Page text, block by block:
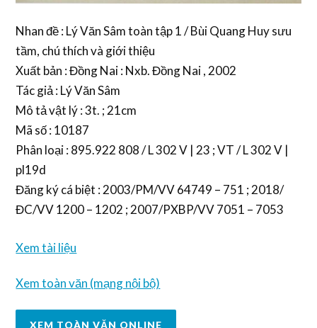
Nhan đề : Lý Văn Sâm toàn tập 1 / Bùi Quang Huy sưu
tầm, chú thích và giới thiệu
Xuất bản : Đồng Nai : Nxb. Đồng Nai , 2002
Tác giả : Lý Văn Sâm
Mô tả vật lý : 3t. ; 21cm
Mã số : 10187
Phân loại : 895.922 808 / L 302 V | 23 ; VT / L 302 V |
pl19d
Đăng ký cá biệt : 2003/PM/VV 64749 – 751 ; 2018/
ĐC/VV 1200 – 1202 ; 2007/PXBP/VV 7051 – 7053
Xem tài liệu
Xem toàn văn (mạng nội bộ)
XEM TOÀN VĂN ONLINE